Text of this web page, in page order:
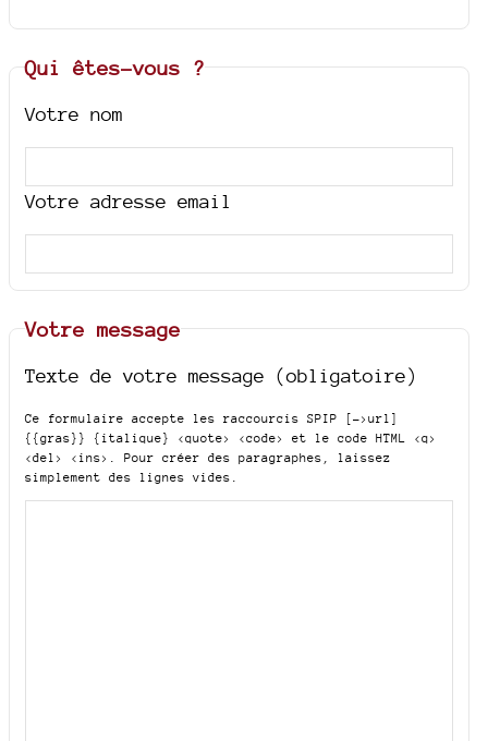
Qui êtes-vous ?
Votre nom
Votre adresse email
Votre message
Texte de votre message (obligatoire)
Ce formulaire accepte les raccourcis SPIP
[->url]
{{gras}} {italique} <quote> <code>
et le code HTML <q>
<del> <ins> . Pour créer des paragraphes, laissez
simplement des lignes vides.